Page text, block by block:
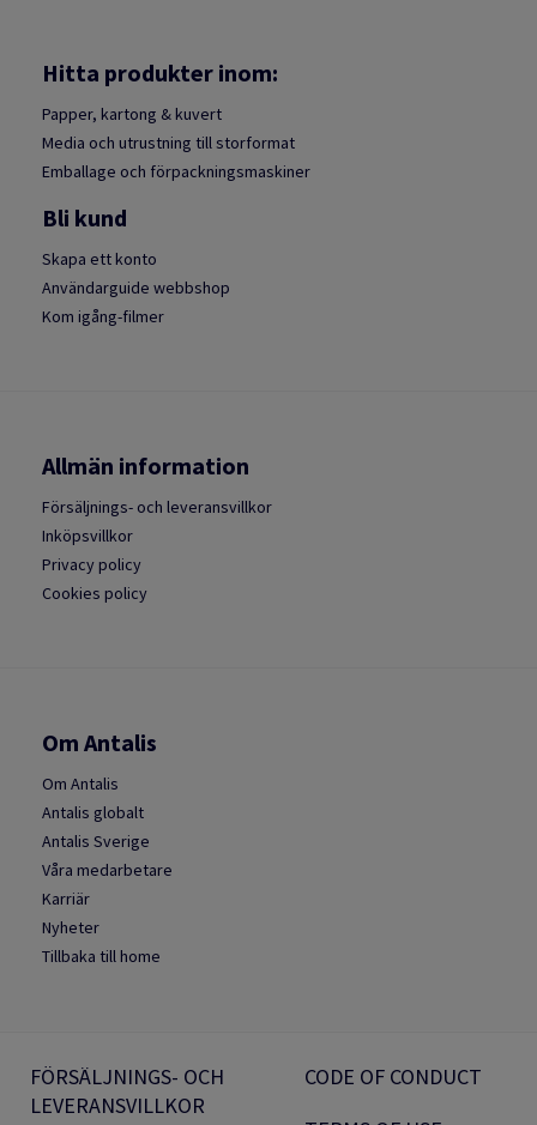
Hitta produkter inom:
Papper, kartong & kuvert
Media och utrustning till storformat
Emballage och förpackningsmaskiner
Bli kund
Skapa ett konto
Användarguide webbshop
Kom igång-filmer
Allmän information
Försäljnings- och leveransvillkor
Inköpsvillkor
Privacy policy
Cookies policy
Om Antalis
Om Antalis
Antalis globalt
Antalis Sverige
Våra medarbetare
Karriär
Nyheter
Tillbaka till home
FÖRSÄLJNINGS- OCH
LEVERANSVILLKOR
CODE OF CONDUCT